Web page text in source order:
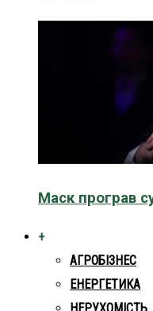
Маск програв
+
АГРОБІЗНЕС
ЕНЕРГЕТИКА